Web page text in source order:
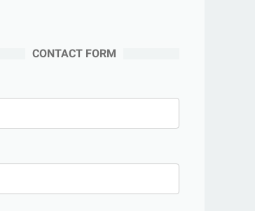
CONTACT FORM